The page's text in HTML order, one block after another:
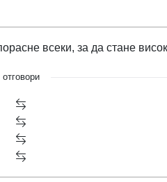
всеки, за да стане
отговори